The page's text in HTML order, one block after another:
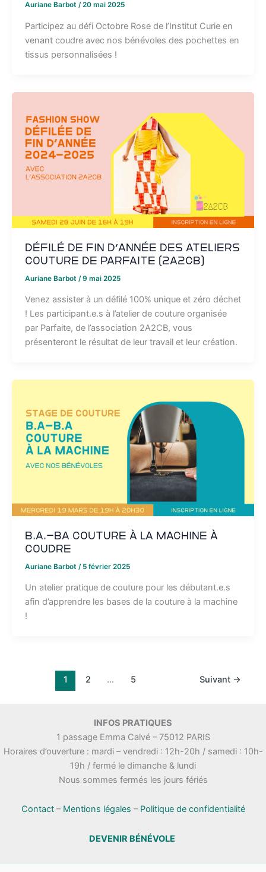
Auriane Barbot /20 mai 2025
Participez au défi Octobre Rose de l’Institut Curie en
venant coudre avec nos bénévoles des pochettes en
tissus personnalisées !
Défilé de fin d’année des ateliers
couture de Parfaite (2A2CB)
Auriane Barbot /9 mai 2025
Venez assister à un défilé 100% unique et zéro déchet
! Les participant.e.s à l’atelier de couture organisée
par Parfaite, de l’association 2A2CB, vous
présenteront le résultat de leur travail et leur création.
B.A.-BA couture à la machine à
coudre
Auriane Barbot / 5 février 2025
Un atelier pratique de couture pour les débutant.e.s
afin d’apprendre les bases de la couture à la machine
!
1 2 … 5 Suivant →
INFOS PRATIQUES
1 passage Emma Calvé – 75012 PARIS
Horaires d’ouverture : mardi – vendredi : 12h-20h / samedi : 10h-
19h / fermé le dimanche & lundi
Nous sommes fermés les jours fériés
Contact– Mentions légales – Politique de confidentialité
DEVENIR BÉNÉVOLE